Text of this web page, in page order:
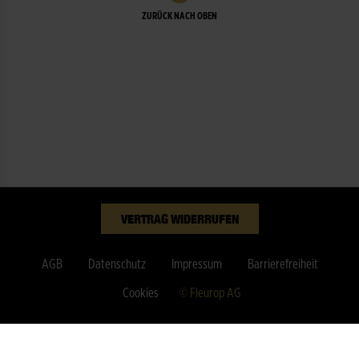
ZURÜCK NACH OBEN
VERTRAG WIDERRUFEN
AGB Datenschutz Impressum Barrierefreiheit
Cookies © Fleurop AG